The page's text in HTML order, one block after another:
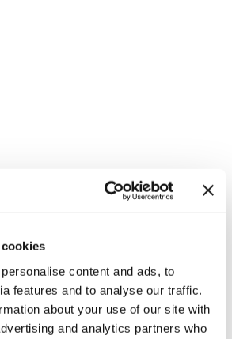
content and ads, to
features and to analyse our traffic.
about your use of our site with
and analytics partners who
Pack Blue/Pink/Petalpink